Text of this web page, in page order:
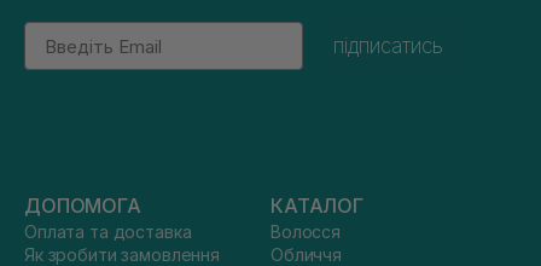
Email
підписатись
ДОПОМОГА
Оплата та доставка
Як зробити замовлення
КАТАЛОГ
Волосся
Обличчя